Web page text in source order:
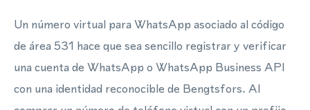
Un número virtual para WhatsApp asociado al código
de área 531 hace que sea sencillo registrar y verificar
una cuenta de WhatsApp o WhatsApp Business API
con una identidad reconocible de Bengtsfors. Al